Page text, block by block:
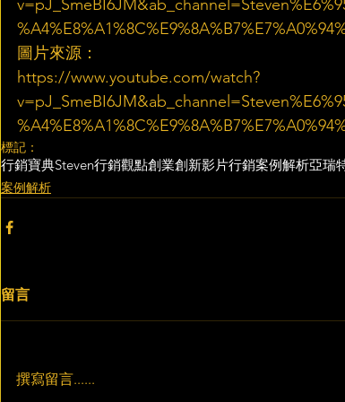
圖片來源：
https://www.youtube.com/watch?
標記：
行銷寶典Steven行銷觀點創業創新影片行銷案例解析亞瑞
案例解析
留言
撰寫留言......